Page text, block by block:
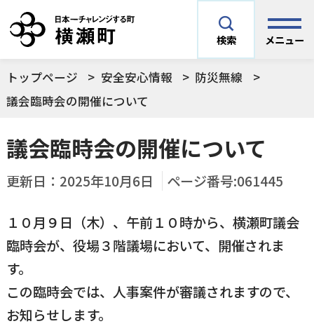
検索 メニュー
サイト内検索
メニューを閉じる
安全安心情報
できごとや場面から探す
結婚・妊娠／出産
育児／子育て
予防接種／健診など
手続きから探す
住民票 町税
印鑑登録 戸籍の届出
よく利用されているコンテンツ
横瀬町の施設
健康・福祉
涯学習
トップページ 安全安心情報
防災無線
議会臨時会の開催について
議会臨時会の開催について
更新日： 2025年10月6日 ページ番号:061445
１０月９日（木）、午前１０時から、横瀬町議会
臨時会が、役場３階議場において、開催されま
す。
この臨時会では、人事案件が審議されますので、
お知らせします。